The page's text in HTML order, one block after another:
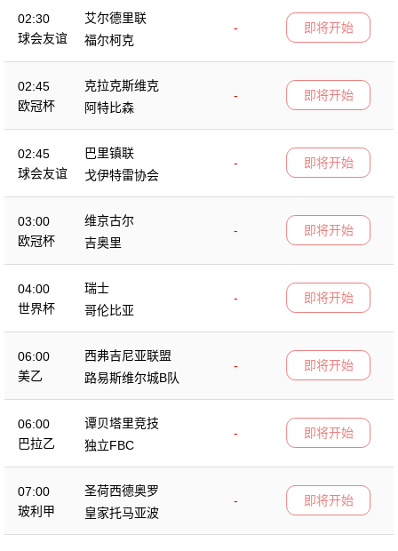
02:30
球会友谊
艾尔德里联
-
福尔柯克
即将开始
02:45
欧冠杯
克拉克斯维克
-
阿特比森
即将开始
02:45
球会友谊
巴里镇联
-
戈伊特雷协会
即将开始
03:00
欧冠杯
维京古尔
-
吉奥里
即将开始
04:00
世界杯
瑞士
-
哥伦比亚
即将开始
06:00
美乙
西弗吉尼亚联盟
-
路易斯维尔城B队
即将开始
06:00
巴拉乙
谭贝塔里竞技
-
独立FBC
即将开始
07:00
玻利甲
圣荷西德奥罗
-
皇家托马亚波
即将开始